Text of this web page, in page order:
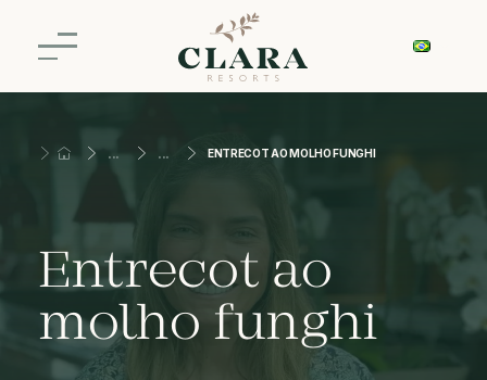
ENTRECOT AO MOLHO FUNGHI
Entrecot ao
molho funghi